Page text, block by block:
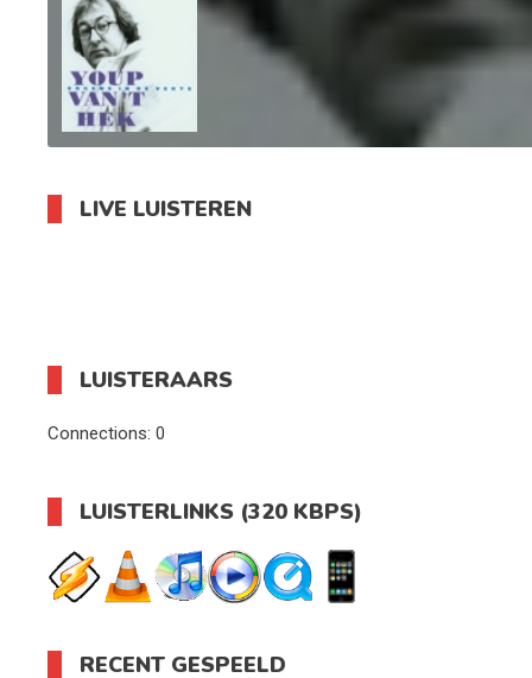
LIVE LUISTEREN
LUISTERAARS
Connections: 0
LUISTERLINKS (320 KBPS)
RECENT GESPEELD